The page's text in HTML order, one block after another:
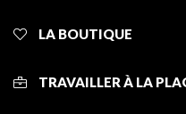
LA BOUTIQUE
TRAVAILLER À LA